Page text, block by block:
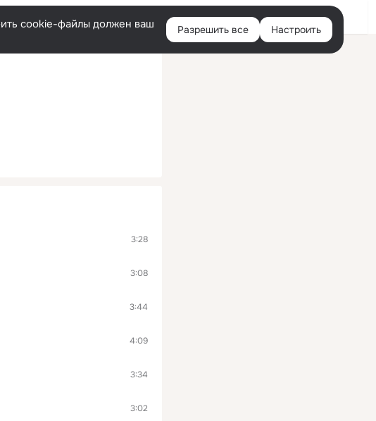
Войти
cookie-файлы должен ваш
Разрешить все Настроить
3:28
3:08
3:44
4:09
3:34
3:02